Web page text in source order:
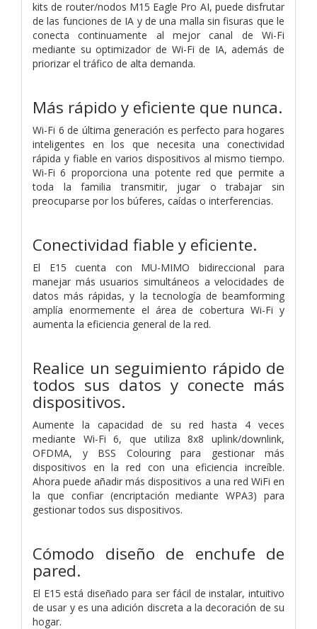
kits de router/nodos M15 Eagle Pro AI, puede disfrutar
de las funciones de IA y de una malla sin fisuras que le
conecta continuamente al mejor canal de Wi-Fi
mediante su optimizador de Wi-Fi de IA, además de
priorizar el tráfico de alta demanda.
Más rápido y eficiente que nunca.
Wi-Fi 6 de última generación es perfecto para hogares
inteligentes en los que necesita una conectividad
rápida y fiable en varios dispositivos al mismo tiempo.
Wi-Fi 6 proporciona una potente red que permite a
toda la familia transmitir, jugar o trabajar sin
preocuparse por los búferes, caídas o interferencias.
Conectividad fiable y eficiente.
El E15 cuenta con MU-MIMO bidireccional para
manejar más usuarios simultáneos a velocidades de
datos más rápidas, y la tecnología de beamforming
amplía enormemente el área de cobertura Wi-Fi y
aumenta la eficiencia general de la red.
Realice un seguimiento rápido de
todos sus datos y conecte más
dispositivos.
Aumente la capacidad de su red hasta 4 veces
mediante Wi-Fi 6, que utiliza 8x8 uplink/downlink,
OFDMA, y BSS Colouring para gestionar más
dispositivos en la red con una eficiencia increíble.
Ahora puede añadir más dispositivos a una red WiFi en
la que confiar (encriptación mediante WPA3) para
gestionar todos sus dispositivos.
Cómodo diseño de enchufe de
pared.
El E15 está diseñado para ser fácil de instalar, intuitivo
de usar y es una adición discreta a la decoración de su
hogar.